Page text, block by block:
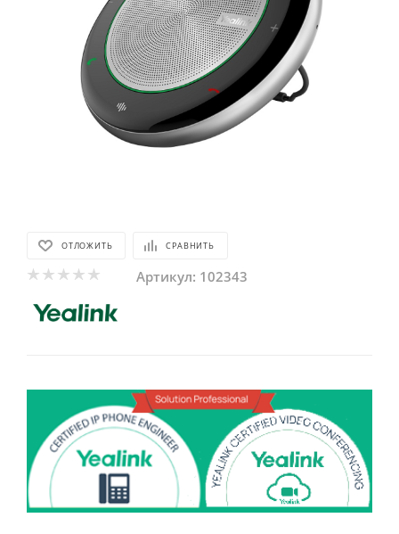
ОТЛОЖИТЬ СРАВНИТЬ
Артикул: 102343